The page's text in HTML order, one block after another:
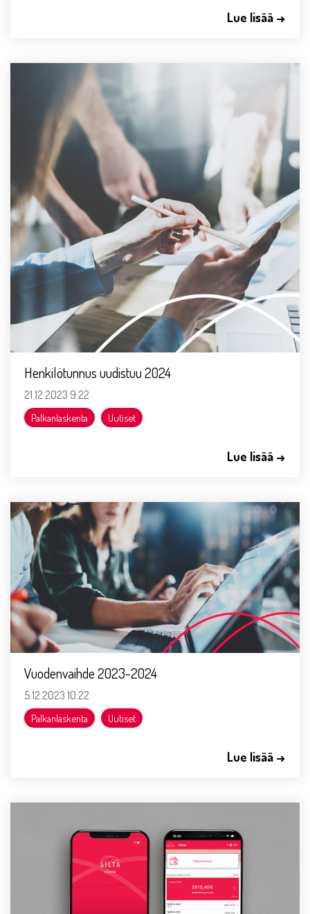
Lue lisää →
Henkilötunnus uudistuu 2024
21.12.2023 9:22
Palkanlaskenta Uutiset
Lue lisää →
Vuodenvaihde 2023-2024
5.12.2023 10:22
Palkanlaskenta Uutiset
Lue lisää →